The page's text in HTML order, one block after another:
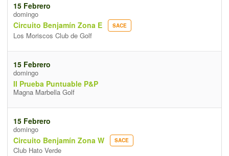
15 Febrero
domingo
Circuito Benjamín Zona E SACE
Los Moriscos Club de Golf
15 Febrero
domingo
II Prueba Puntuable P&P
Magna Marbella Golf
15 Febrero
domingo
Circuito Benjamín Zona W SACE
Club Hato Verde